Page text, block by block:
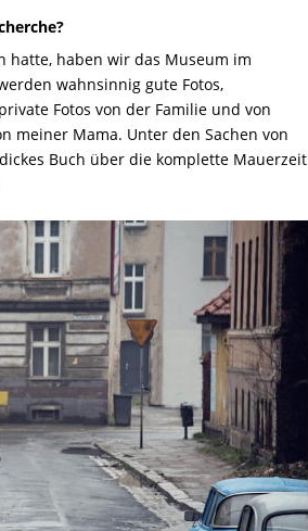
hatte, haben wir das Museum im
wahnsinnig gute Fotos,
Fotos von der Familie und von
meiner Mama. Unter den Sachen von
Buch über die komplette Mauerzeit